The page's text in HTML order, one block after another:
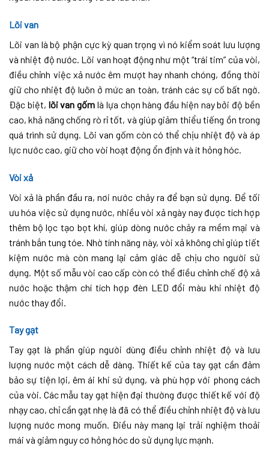
Lõi van
Lõi van là bộ phận cực kỳ quan trọng vì nó kiểm soát lưu lượng
và nhiệt độ nước. Lõi van hoạt động như một “trái tim” của vòi,
điều chỉnh việc xả nước êm mượt hay nhanh chóng, đồng thời
giữ cho nhiệt độ luôn ở mức an toàn, tránh các sự cố bất ngờ.
Đặc biệt, lõi van gốm là lựa chọn hàng đầu hiện nay bởi độ bền
cao, khả năng chống rò rỉ tốt, và giúp giảm thiểu tiếng ồn trong
quá trình sử dụng. Lõi van gốm còn có thể chịu nhiệt độ và áp
lực nước cao, giữ cho vòi hoạt động ổn định và ít hỏng hóc.
Vòi xả
Vòi xả là phần đầu ra, nơi nước chảy ra để bạn sử dụng. Để tối
ưu hóa việc sử dụng nước, nhiều vòi xả ngày nay được tích hợp
thêm bộ lọc tạo bọt khí, giúp dòng nước chảy ra mềm mại và
tránh bắn tung tóe. Nhờ tính năng này, vòi xả không chỉ giúp tiết
kiệm nước mà còn mang lại cảm giác dễ chịu cho người sử
dụng. Một số mẫu vòi cao cấp còn có thể điều chỉnh chế độ xả
nước hoặc thậm chí tích hợp đèn LED đổi màu khi nhiệt độ
nước thay đổi.
Tay gạt
Tay gạt là phần giúp người dùng điều chỉnh nhiệt độ và lưu
lượng nước một cách dễ dàng. Thiết kế của tay gạt cần đảm
bảo sự tiện lợi, êm ái khi sử dụng, và phù hợp với phong cách
của vòi. Các mẫu tay gạt hiện đại thường được thiết kế với độ
nhạy cao, chỉ cần gạt nhẹ là đã có thể điều chỉnh nhiệt độ và lưu
lượng nước mong muốn. Điều này mang lại trải nghiệm thoải
mái và giảm nguy cơ hỏng hóc do sử dụng lực mạnh.